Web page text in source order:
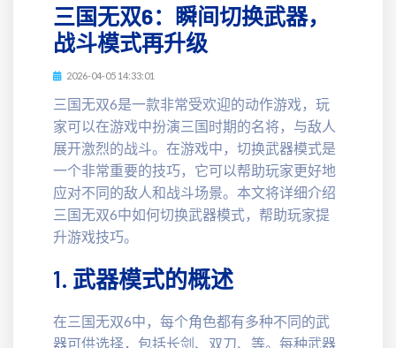
三国无双6：瞬间切换武器，
战斗模式再升级
2026-04-05 14:33:01
三国无双6是一款非常受欢迎的动作游戏，玩
家可以在游戏中扮演三国时期的名将，与敌人
展开激烈的战斗。在游戏中，切换武器模式是
一个非常重要的技巧，它可以帮助玩家更好地
应对不同的敌人和战斗场景。本文将详细介绍
三国无双6中如何切换武器模式，帮助玩家提
升游戏技巧。
1. 武器模式的概述
在三国无双6中，每个角色都有多种不同的武
器可供选择，包括长剑、双刀、等。每种武器